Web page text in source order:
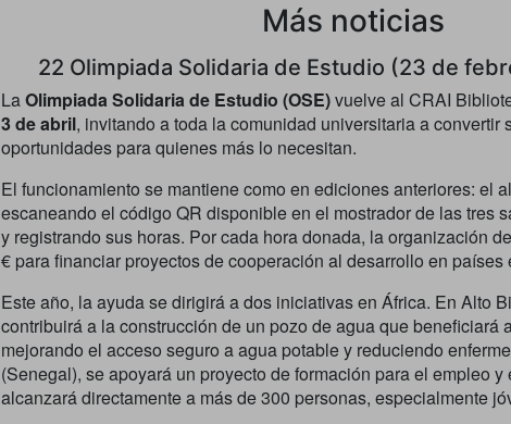
Más noticias
22 Olimpiada Solidaria de Estudio (23 de
LaOlimpiada Solidaria de Estudio (OSE)vuelve al CRAI
3 de abril, invitando a toda la comunidad universitaria a convertir
oportunidades para quienes más lo necesitan.
El funcionamiento se mantiene como en ediciones anteriores: el
escaneando el código QR disponible en el mostrador de las tres
y registrando sus horas. Por cada hora donada, la organización
€ para financiar proyectos de cooperación al desarrollo en países
Este año, la ayuda se dirigirá a dos iniciativas en África. En Alto
contribuirá a la construcción de un pozo de agua que beneficiará
mejorando el acceso seguro a agua potable y reduciendo
(Senegal), se apoyará un proyecto de formación para el empleo
alcanzará directamente a más de 300 personas, especialmente